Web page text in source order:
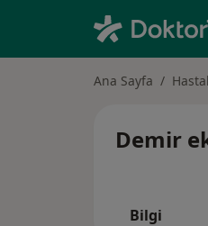
Ana Sayfa
Demir
Bilgi